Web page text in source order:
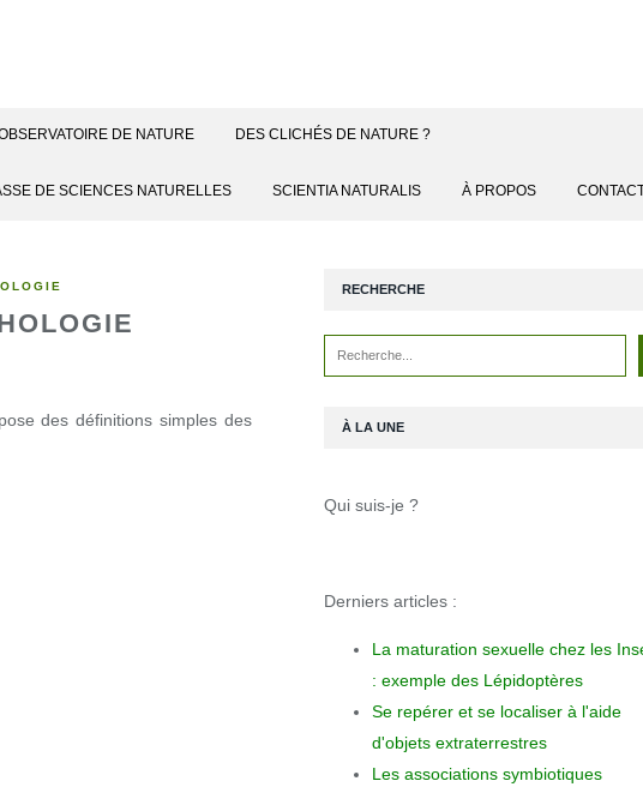
DE NATURE DES CLICHÉS DE NATURE ?
DE SCIENCES NATURELLES SCIENTIA NATURALIS À PROPOS
des définitions simples des
RECHERCHE
À LA UNE
Qui suis-je ?
Derniers articles :
La maturation sexuelle chez les
: exemple des Lépidoptères
Se repérer et se localiser à l'aide
d'objets extraterrestres
Les associations symbiotiques